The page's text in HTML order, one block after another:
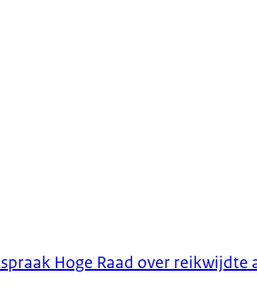
Hoge Raad over reikwijdte